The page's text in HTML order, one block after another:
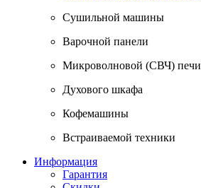
Cушильной машины
Варочной панели
Микроволновой (СВЧ) печи
Духового шкафа
Кофемашины
Встраиваемой техники
Информация
Гарантия